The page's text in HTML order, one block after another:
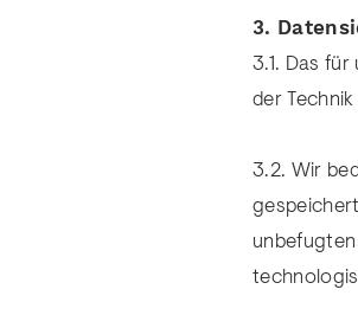
3.
3.1. Das
der
3.2. Wir